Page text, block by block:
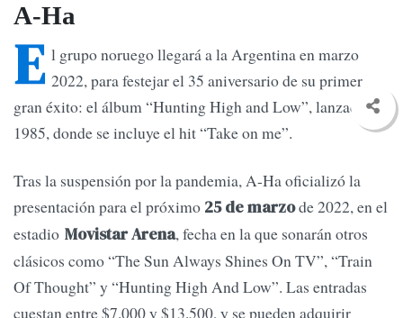
A-Ha
E l grupo noruego llegará a la Argentina en marzo
2022, para festejar el 35 aniversario de su primer
gran éxito: el álbum “Hunting High and Low”, lanzado en
1985, donde se incluye el hit “Take on me”.
Tras la suspensión por la pandemia, A-Ha oficializó la
presentación para el próximo 25 de marzode 2022, en el
estadio Movistar Arena, fecha en la que sonarán otros
clásicos como “The Sun Always Shines On TV”, “Train
Of Thought” y “Hunting High And Low”. Las entradas
cuestan entre $7.000 y $13.500, y se pueden adquirir